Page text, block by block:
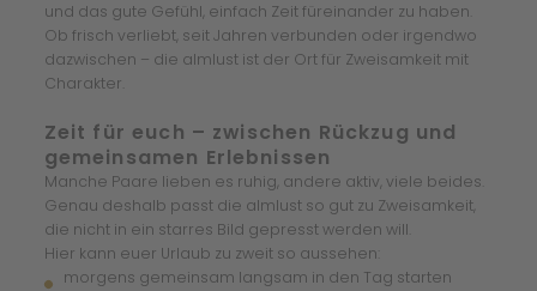
und das gute Gefühl, einfach Zeit füreinander zu haben.
Ob frisch verliebt, seit Jahren verbunden oder irgendwo
dazwischen – die almlust ist der Ort für Zweisamkeit mit
Charakter.
Zeit für euch – zwischen Rückzug und
gemeinsamen Erlebnissen
Manche Paare lieben es ruhig, andere aktiv, viele beides.
Genau deshalb passt die almlust so gut zu Zweisamkeit,
die nicht in ein starres Bild gepresst werden will.
Hier kann euer Urlaub zu zweit so aussehen:
morgens gemeinsam langsam in den Tag starten